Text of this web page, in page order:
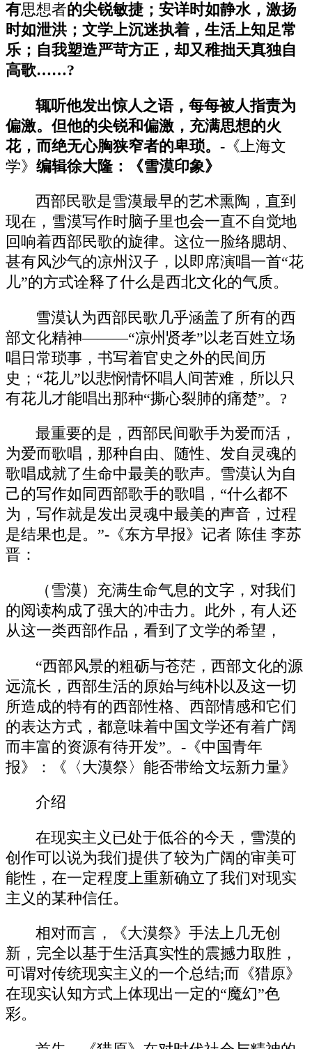
有思想者的尖锐敏捷；安详时如静水，激扬
时如泄洪；文学上沉迷执着，生活上知足常
乐；自我塑造严苛方正，却又稚拙天真独自
高歌……?
辄听他发出惊人之语，每每被人指责为
偏激。但他的尖锐和偏激，充满思想的火
花，而绝无心胸狭窄者的卑琐。- 《上海文
学》 编辑徐大隆：《雪漠印象》
西部民歌是雪漠最早的艺术熏陶，直到
现在，雪漠写作时脑子里也会一直不自觉地
回响着西部民歌的旋律。这位一脸络腮胡、
甚有风沙气的凉州汉子，以即席演唱一首“花
儿”的方式诠释了什么是西北文化的气质。
雪漠认为西部民歌几乎涵盖了所有的西
部文化精神———“凉州贤孝”以老百姓立场
唱日常琐事，书写着官史之外的民间历
史；“花儿”以悲悯情怀唱人间苦难，所以只
有花儿才能唱出那种“撕心裂肺的痛楚”。?
最重要的是，西部民间歌手为爱而活，
为爱而歌唱，那种自由、随性、发自灵魂的
歌唱成就了生命中最美的歌声。雪漠认为自
己的写作如同西部歌手的歌唱，“什么都不
为，写作就是发出灵魂中最美的声音，过程
是结果也是。”-《东方早报》记者 陈佳 李苏
晋：
（雪漠）充满生命气息的文字，对我们
的阅读构成了强大的冲击力。此外，有人还
从这一类西部作品，看到了文学的希望，
“西部风景的粗砺与苍茫，西部文化的源
远流长，西部生活的原始与纯朴以及这一切
所造成的特有的西部性格、西部情感和它们
的表达方式，都意味着中国文学还有着广阔
而丰富的资源有待开发”。-《中国青年
报》：《〈大漠祭〉能否带给文坛新力量》
介绍
在现实主义已处于低谷的今天，雪漠的
创作可以说为我们提供了较为广阔的审美可
能性，在一定程度上重新确立了我们对现实
主义的某种信任。
相对而言，《大漠祭》手法上几无创
新，完全以基于生活真实性的震撼力取胜，
可谓对传统现实主义的一个总结;而《猎原》
在现实认知方式上体现出一定的“魔幻”色
彩。